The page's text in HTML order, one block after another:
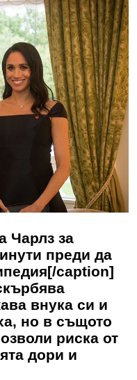
Чарлз за
преди да
caption]
внука си и
но в същото
риска от
дори и